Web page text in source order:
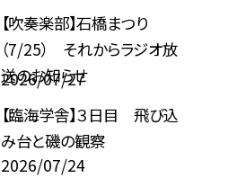
【吹奏楽部】石橋まつり
（7/25） それからラジオ放
送のお知らせ
2026/07/27
【臨海学舎】３日目 飛び込
み台と磯の観察
2026/07/24